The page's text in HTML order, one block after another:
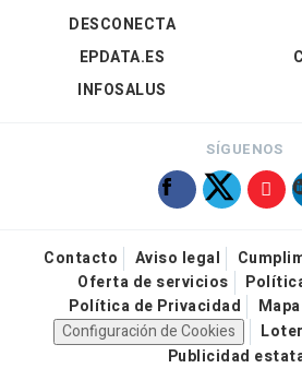
DESCONECTA
EPDATA.ES
INFOSALUS
SÍGUENOS
Contacto Aviso legal
Oferta de servicios
Política de Privacidad
Configuración de Cookies
Publicidad